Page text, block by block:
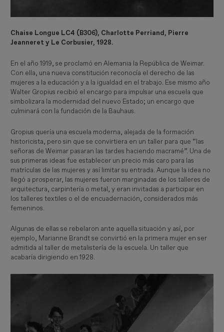
Chaise Longue LC4 (B306), Charlotte Perriand, Pierre
Jeanneret y Le Corbusier, 1928.
En el año 1919, se proclamó en Alemania la República de Weimar.
Con ella, una nueva constitución reconocía el derecho de las
mujeres a la educación y a la igualdad en el trabajo. Ese mismo año
Walter Gropius recibió el encargo para impulsar una escuela que
simbolizara la modernidad del nuevo Estado; un encargo que
culminará con la fundación de la Bauhaus.
Gropius quería una escuela moderna, alejada de la formación
historicista, pero sin que se convirtiera en un taller para que “las
señoras de Weimar pasaran las tardes haciendo macramé”. Una de
sus primeras ideas fue establecer un precio más caro para las
matrículas de las mujeres y así limitar su entrada. Aunque la idea no
llegó a prosperar, las mujeres fueron marginadas de los talleres de
arquitectura, carpintería o metal, y eran invitadas a participar en
los talleres textiles o el de encuadernación, considerados más
femeninos.
Algunas de ellas se rebelaron ante aquella situación y así, por
ejemplo, Marianne Brandt se convirtió en la primera mujer en ser
admitida al taller de metalistería de la escuela. Un taller que
acabaría dirigiendo en 1928.